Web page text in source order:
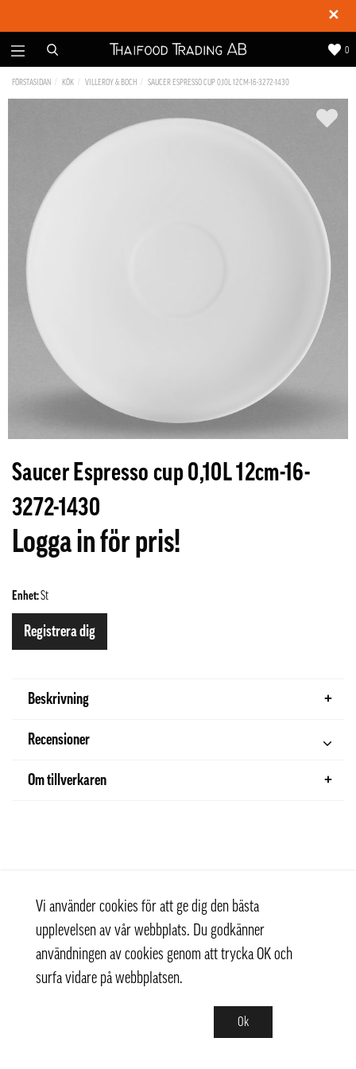
✕
0
FÖRSTASIDAN KÖK VILLEROY & BOCH SAUCER ESPRESSO CUP 0,10L 12CM-16-3272-1430
Saucer Espresso cup 0,10L 12cm-16-
3272-1430
Logga in för pris!
Enhet:St
Registrera dig
Beskrivning
Recensioner
Om tillverkaren
Vi använder cookies för att ge dig den bästa
upplevelsen av vår webbplats. Du godkänner
användningen av cookies genom att trycka OK och
surfa vidare på webbplatsen.
Ok